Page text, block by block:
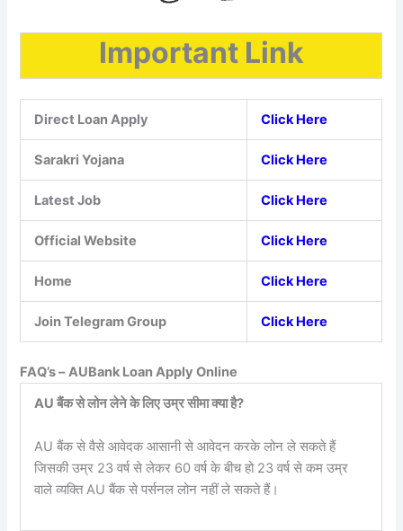
Important Link
Direct Loan Apply Click Here
Sarakri Yojana Click Here
Latest Job Click Here
Official Website Click Here
Home Click Here
Join Telegram Group Click Here
FAQ’s – AUBank Loan Apply Online
AU बैंक से लोन लेने के लिए उम्र सीमा क्या है?
AU बैंक से वैसे आवेदक आसानी से आवेदन करके लोन ले सकते हैं
जिसकी उम्र 23 वर्ष से लेकर 60 वर्ष के बीच हो 23 वर्ष से कम उम्र
वाले व्यक्ति AU बैंक से पर्सनल लोन नहीं ले सकते हैं।